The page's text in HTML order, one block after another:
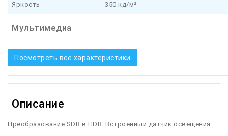
Яркость 350 кд/м²
Мультимедиа
Посмотреть все характеристики
Описание
Преобразование SDR в HDR. Встроенный датчик освещения.